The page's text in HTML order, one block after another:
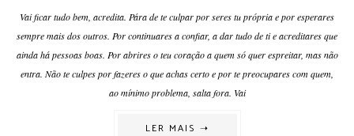
Vai ficar tudo bem, acredita. Pára de te culpar por seres tu própria e por esperares
sempre mais dos outros. Por continuares a confiar, a dar tudo de ti e acreditares que
ainda há pessoas boas. Por abrires o teu coração a quem só quer espreitar, mas não
entra. Não te culpes por fazeres o que achas certo e por te preocupares com quem,
ao mínimo problema, salta fora. Vai
LER MAIS ➝